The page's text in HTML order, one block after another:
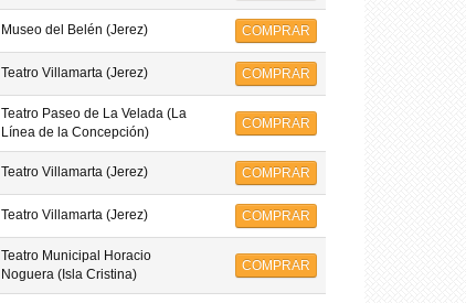
Museo del Belén (Jerez) COMPRAR
Teatro Villamarta (Jerez) COMPRAR
Teatro Paseo de La Velada (La
Línea de la Concepción)
COMPRAR
Teatro Villamarta (Jerez) COMPRAR
Teatro Villamarta (Jerez) COMPRAR
Teatro Municipal Horacio
Noguera (Isla Cristina)
COMPRAR